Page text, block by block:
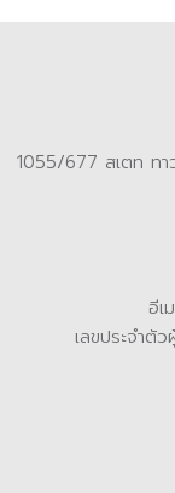
1055/677 สเตท ท
อี
เลขประจำ